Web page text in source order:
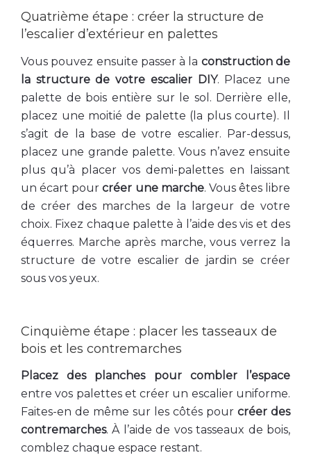
Quatrième étape : créer la structure de
l’escalier d’extérieur en palettes
Vous pouvez ensuite passer à la construction de
la structure de votre escalier DIY. Placez une
palette de bois entière sur le sol. Derrière elle,
placez une moitié de palette (la plus courte). Il
s’agit de la base de votre escalier. Par-dessus,
placez une grande palette. Vous n’avez ensuite
plus qu’à placer vos demi-palettes en laissant
un écart pourcréer une marche. Vous êtes libre
de créer des marches de la largeur de votre
choix. Fixez chaque palette à l’aide des vis et des
équerres. Marche après marche, vous verrez la
structure de votre escalier de jardin se créer
sous vos yeux.
Cinquième étape : placer les tasseaux de
bois et les contremarches
Placez des planches pour combler l’espace
entre vos palettes et créer un escalier uniforme.
Faites-en de même sur les côtés pour créer des
contremarches. À l’aide de vos tasseaux de bois,
comblez chaque espace restant.